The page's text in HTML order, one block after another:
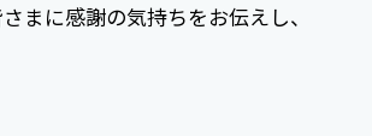
まに感謝の気持ちをお伝えし、